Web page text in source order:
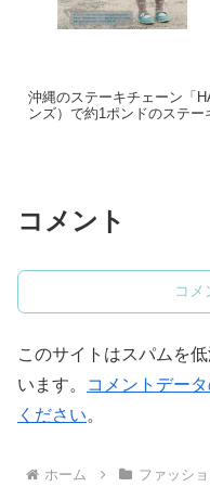
沖縄のステーキチェーン「
ンズ）で約1ポンドのステー
コメント
コメ
このサイトはスパムを
います。
コメントデー
ください。
ホーム ファッシ